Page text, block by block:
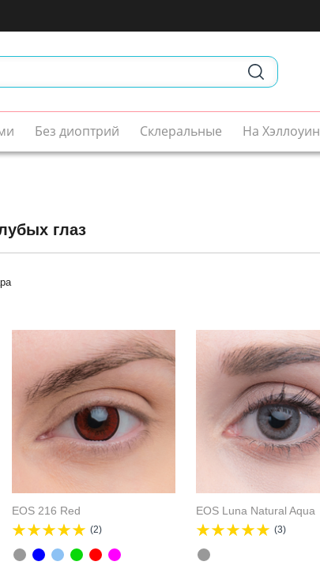
Без диоптрий Склеральные На Хэллоуин
глаз
EOS 216 Red
(2)
EOS Luna Natural Aqua
(3)